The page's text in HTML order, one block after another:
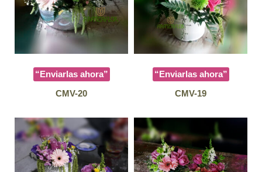
“Enviarlas ahora”
CMV-20
“Enviarlas ahora”
CMV-19